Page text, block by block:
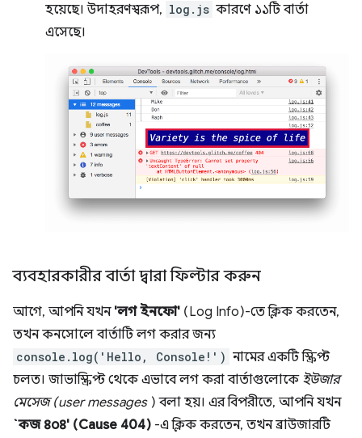
হয়েছে। উদাহরণস্বরূপ, log.js কারণে ১১টি বার্তা
এসেছে।
ব্যবহারকারীর বার্তা দ্বারা ফিল্টার করুন
আগে, আপনি যখন 'লগ ইনফো' (Log Info)-তে ক্লিক করতেন,
তখন কনসোলে বার্তাটি লগ করার জন্য
console.log('Hello, Console!') নামের একটি স্ক্রিপ্ট
চলত। জাভাস্ক্রিপ্ট থেকে এভাবে লগ করা বার্তাগুলোকে ইউজার
মেসেজ (user messages) বলা হয়। এর বিপরীতে, আপনি যখন
`কজ ৪০৪' (Cause 404) -এ ক্লিক করতেন, তখন ব্রাউজারটি